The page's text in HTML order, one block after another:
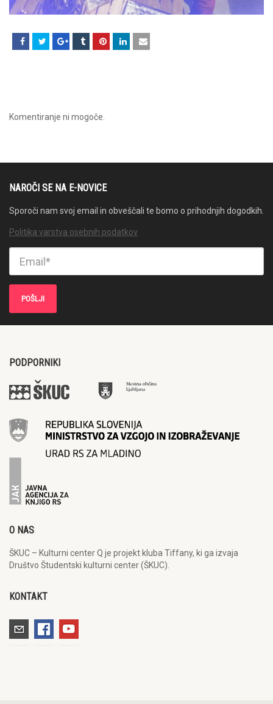
Komentiranje ni mogoče.
NAROČI SE NA E-NOVICE
Sporoči nam svoj email in obveščali te bomo o prihodnjih dogodkih.
Politika varstva osebnih podatkov
PODPORNIKI
O NAS
ŠKUC – Kulturni center Q je projekt kluba Tiffany, ki ga izvaja
Društvo Študentski kulturni center (ŠKUC).
KONTAKT